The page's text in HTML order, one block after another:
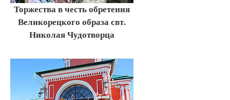
Торжества в честь обретения
Великорецкого образа свт.
Николая Чудотворца